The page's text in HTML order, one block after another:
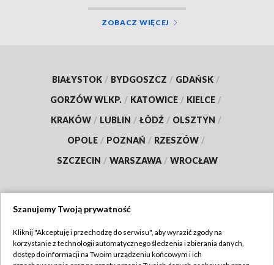
ZOBACZ WIĘCEJ
BIAŁYSTOK / BYDGOSZCZ / GDAŃSK /
GORZÓW WLKP. / KATOWICE / KIELCE /
KRAKÓW / LUBLIN / ŁÓDŹ / OLSZTYN /
OPOLE / POZNAŃ / RZESZÓW /
SZCZECIN / WARSZAWA / WROCŁAW
TVP
Szanujemy Twoją prywatność
Kliknij "Akceptuję i przechodzę do serwisu", aby wyrazić zgody na
korzystanie z technologii automatycznego śledzenia i zbierania danych,
dostęp do informacji na Twoim urządzeniu końcowym i ich